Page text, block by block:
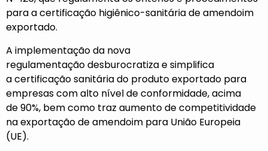
para a certificação higiênico-sanitária de amendoim
exportado.
A implementação da nova
regulamentação desburocratiza e simplifica
a certificação sanitária do produto exportado para
empresas com alto nível de conformidade, acima
de 90%, bem como traz aumento de competitividade
na exportação de amendoim para União Europeia
(UE).